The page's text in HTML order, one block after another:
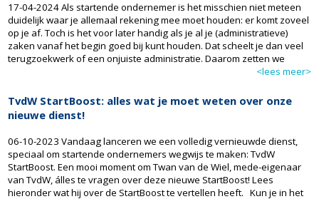
17-04-2024 Als startende ondernemer is het misschien niet meteen
duidelijk waar je allemaal rekening mee moet houden: er komt zoveel
op je af. Toch is het voor later handig als je al je (administratieve)
zaken vanaf het begin goed bij kunt houden. Dat scheelt je dan veel
terugzoekwerk of een onjuiste administratie. Daarom zetten we
<lees meer>
TvdW StartBoost: alles wat je moet weten over onze
nieuwe dienst!
06-10-2023 Vandaag lanceren we een volledig vernieuwde dienst,
speciaal om startende ondernemers wegwijs te maken: TvdW
StartBoost. Een mooi moment om Twan van de Wiel, mede-eigenaar
van TvdW, álles te vragen over deze nieuwe StartBoost! Lees
hieronder wat hij over de StartBoost te vertellen heeft. Kun je in het